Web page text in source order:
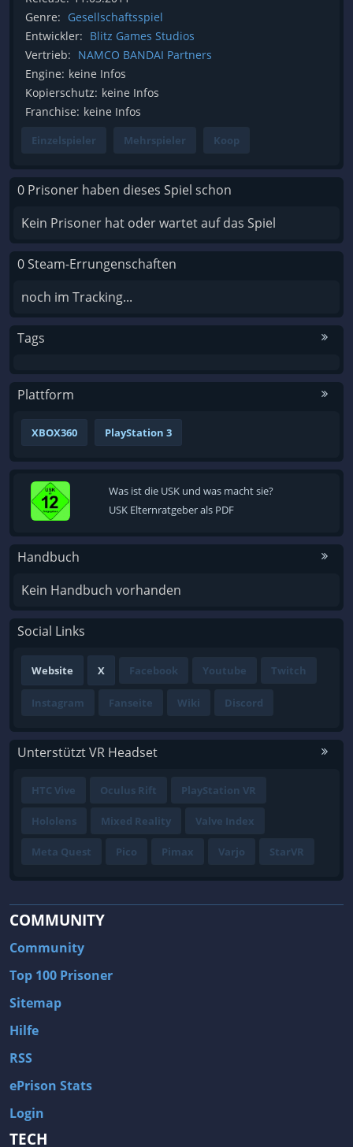
Genre: Gesellschaftsspiel
Entwickler: Blitz Games Studios
Vertrieb: NAMCO BANDAI Partners
Engine: keine Infos
Kopierschutz: keine Infos
Franchise: keine Infos
Einzelspieler Mehrspieler Koop
0 Prisoner haben dieses Spiel schon
Kein Prisoner hat oder wartet auf das Spiel
0 Steam-Errungenschaften
noch im Tracking...
Tags
Plattform
XBOX360 PlayStation 3
Was ist die USK und was macht sie?
USK Elternratgeber als PDF
Handbuch
Kein Handbuch vorhanden
Social Links
Website X Facebook Youtube Twitch
Instagram Fanseite Wiki Discord
Unterstützt VR Headset
HTC Vive Oculus Rift PlayStation VR
Hololens Mixed Reality Valve Index
Meta Quest Pico Pimax Varjo StarVR
COMMUNITY
Community
Top 100 Prisoner
Sitemap
Hilfe
RSS
ePrison Stats
Login
TECH